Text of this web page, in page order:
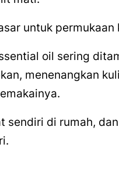
untuk permukaan
oil sering
menenangkan
sendiri di rumah,